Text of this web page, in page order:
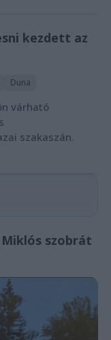
kezdett az
Duna
várható
szakaszán.
szobrát